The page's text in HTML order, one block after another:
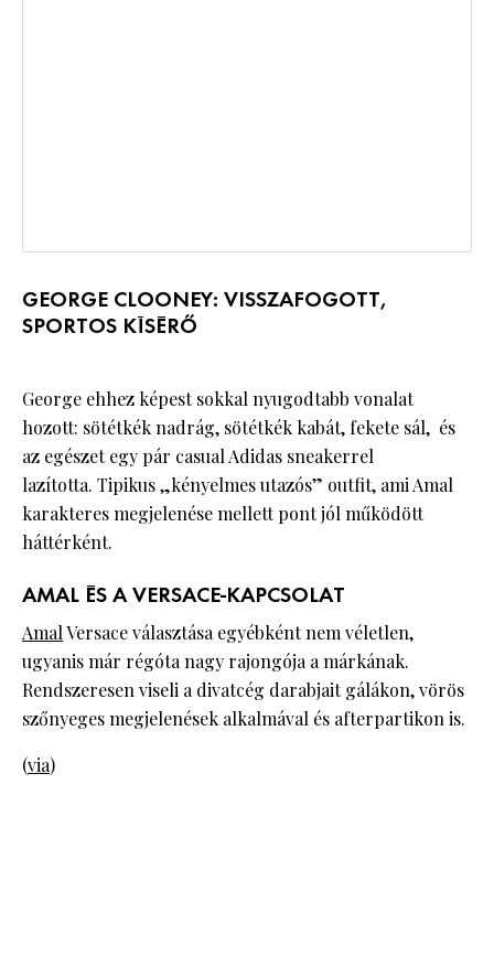
GEORGE CLOONEY: VISSZAFOGOTT,
SPORTOS KÍSÉRŐ
George ehhez képest sokkal nyugodtabb vonalat
hozott: sötétkék nadrág, sötétkék kabát, fekete sál, és
az egészet egy pár casual Adidas sneakerrel
lazította. Tipikus „kényelmes utazós” outfit, ami Amal
karakteres megjelenése mellett pont jól működött
háttérként.
AMAL ÉS A VERSACE-KAPCSOLAT
AmalVersace választása egyébként nem véletlen,
ugyanis már régóta nagy rajongója a márkának.
Rendszeresen viseli a divatcég darabjait gálákon, vörös
szőnyeges megjelenések alkalmával és afterpartikon is.
(via)